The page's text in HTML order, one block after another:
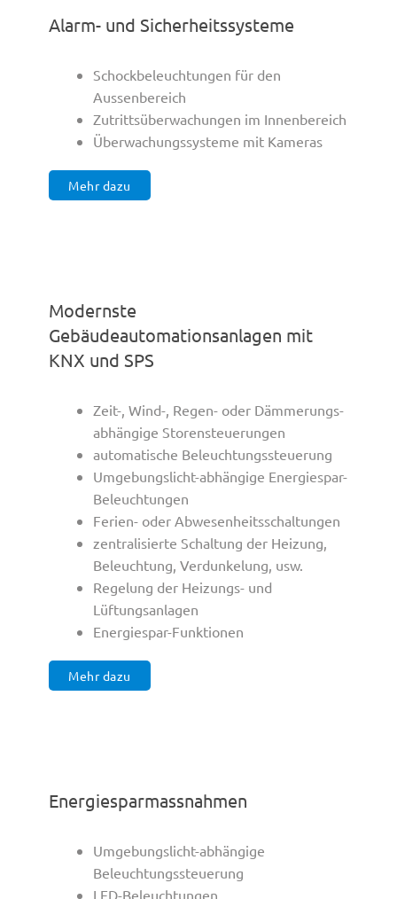
Alarm- und Sicherheitssysteme
Schockbeleuchtungen für den
Aussenbereich
Zutrittsüberwachungen im Innenbereich
Überwachungssysteme mit Kameras
Mehr dazu
Modernste
Gebäudeautomationsanlagen mit
KNX und SPS
Zeit-, Wind-, Regen- oder Dämmerungs-
abhängige Storensteuerungen
automatische Beleuchtungssteuerung
Umgebungslicht-abhängige Energiespar-
Beleuchtungen
Ferien- oder Abwesenheitsschaltungen
zentralisierte Schaltung der Heizung,
Beleuchtung, Verdunkelung, usw.
Regelung der Heizungs- und
Lüftungsanlagen
Energiespar-Funktionen
Mehr dazu
Energiesparmassnahmen
Umgebungslicht-abhängige
Beleuchtungssteuerung
LED-Beleuchtungen